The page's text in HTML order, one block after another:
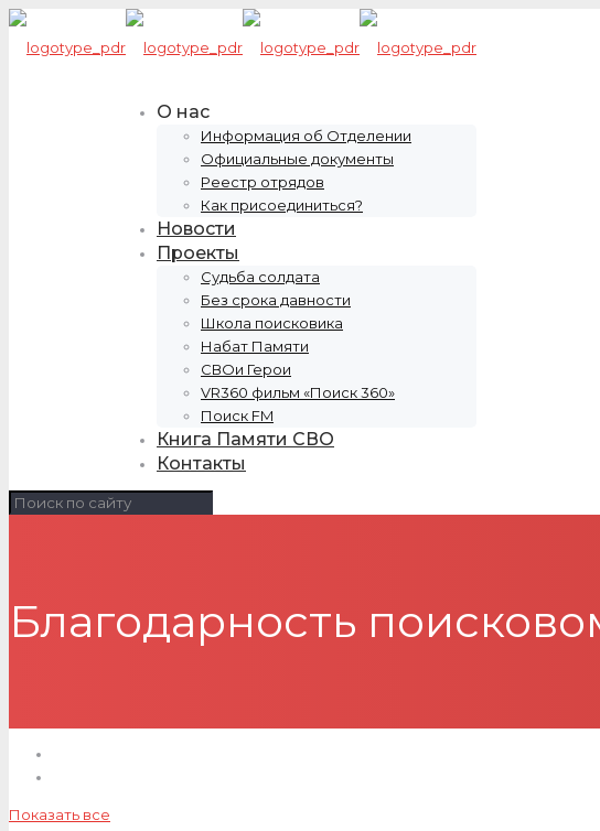
О нас
Информация об Отделении
Официальные документы
Реестр отрядов
Как присоединиться?
Новости
Проекты
Судьба солдата
Без срока давности
Школа поисковика
Набат Памяти
СВОи Герои
VR360 фильм «Поиск 360»
Поиск FM
Книга Памяти СВО
Контакты
Благодарность
Показать все